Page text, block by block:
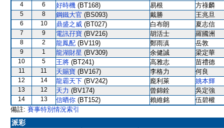
4 6 好時機 (BT168) 易根 方祿麟
5 8 鋼鐵大官 (BS093) 戴勝 王兆旦
6 10 鼎盛之威 (BT027) 白布朗 夏志信
7 9 電訊孖寶 (BV216) 胡活士 羅國洲
8 2 龍鳳配 (BV119) 鄭雨滇 岳敦
9 1 龍湖財星 (BV309) 余健誠 梁定華
10 5 王將 (BT241) 高雅志 苗禮德
11 11 天賜寶 (BV167) 李格力 何良
12 14 龍霸天下 (BV242) 龐利萊 姚本輝
13 12 天力 (BV174) 曾錦銓 吳定強
14 13 信晒你 (BT152) 賴維銘
伍碧權
備註: 賽事特別情況索引
派彩